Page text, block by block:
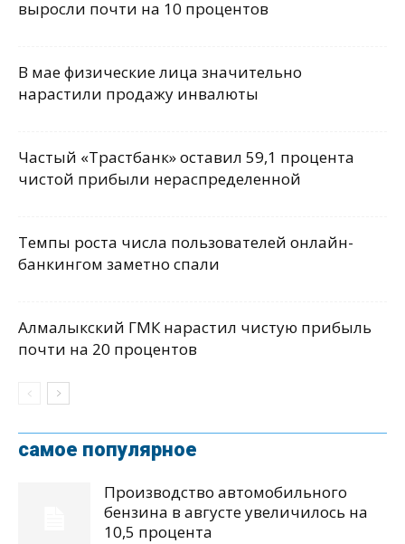
выросли почти на 10 процентов
В мае физические лица значительно
нарастили продажу инвалюты
Частый «Трастбанк» оставил 59,1 процента
чистой прибыли нераспределенной
Темпы роста числа пользователей онлайн-
банкингом заметно спали
Алмалыкский ГМК нарастил чистую прибыль
почти на 20 процентов
самое популярное
Производство автомобильного
бензина в августе увеличилось на
10,5 процента